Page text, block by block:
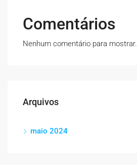
Comentários
Nenhum comentário para mostrar.
Arquivos
maio 2024